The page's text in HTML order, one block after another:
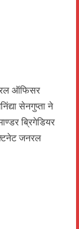
ऑफिसर
सेनगुप्ता ने
ब्रिगेडियर
जनरल